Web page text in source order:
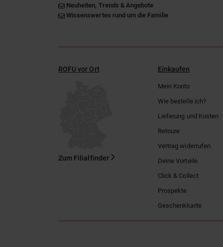
Neuheiten, Trends & Angebote
Wissenswertes rund um die Familie
ROFU vor Ort
Zum Filialfinder
Einkaufen
Mein Konto
Wie bestelle ich?
Lieferung und Kosten
Retoure
Vertrag widerrufen
Deine Vorteile
Click & Collect
Prospekte
Geschenkkarte